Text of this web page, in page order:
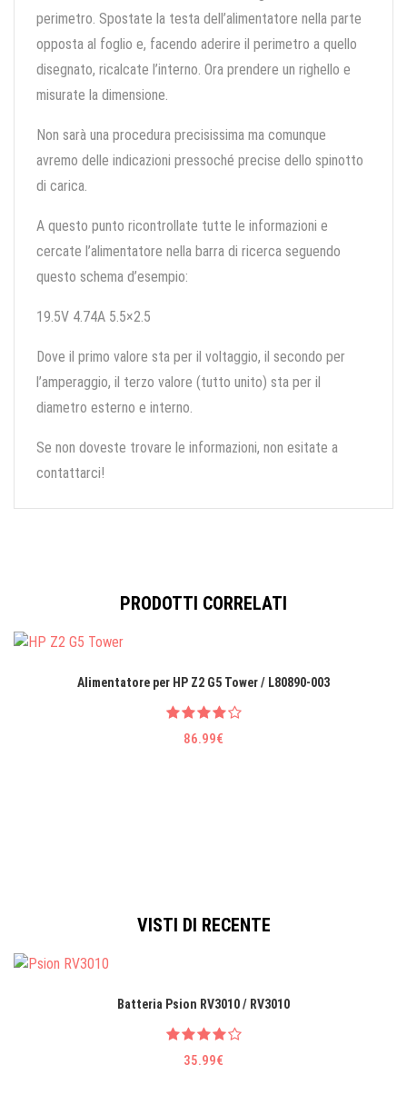
perimetro. Spostate la testa dell’alimentatore nella parte
opposta al foglio e, facendo aderire il perimetro a quello
disegnato, ricalcate l’interno. Ora prendere un righello e
misurate la dimensione.
Non sarà una procedura precisissima ma comunque
avremo delle indicazioni pressoché precise dello spinotto
di carica.
A questo punto ricontrollate tutte le informazioni e
cercate l’alimentatore nella barra di ricerca seguendo
questo schema d’esempio:
19.5V 4.74A 5.5×2.5
Dove il primo valore sta per il voltaggio, il secondo per
l’amperaggio, il terzo valore (tutto unito) sta per il
diametro esterno e interno.
Se non doveste trovare le informazioni, non esitate a
contattarci!
PRODOTTI CORRELATI
Alimentatore per HP Z2 G5 Tower / L80890-003
86.99€
VISTI DI RECENTE
Batteria Psion RV3010 / RV3010
35.99€